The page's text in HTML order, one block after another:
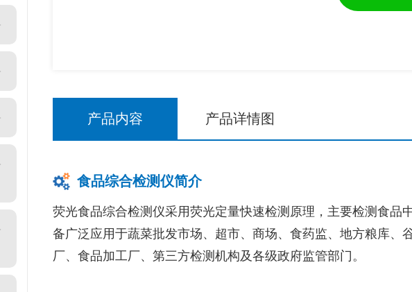
产品内容 产品详情图
食品综合检测仪简介
荧光食品综合检测仪采用荧光定量快速检测原理，主要检测食品
备广泛应用于蔬菜批发市场、超市、商场、食药监、地方粮库、
厂、食品加工厂、第三方检测机构及各级政府监管部门。